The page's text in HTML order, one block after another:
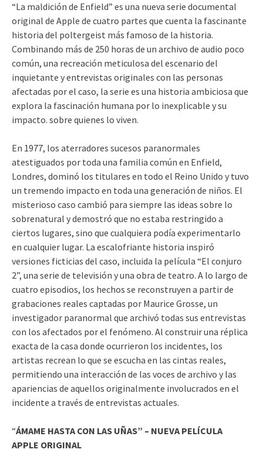
“La maldición de Enfield” es una nueva serie documental
original de Apple de cuatro partes que cuenta la fascinante
historia del poltergeist más famoso de la historia.
Combinando más de 250 horas de un archivo de audio poco
común, una recreación meticulosa del escenario del
inquietante y entrevistas originales con las personas
afectadas por el caso, la serie es una historia ambiciosa que
explora la fascinación humana por lo inexplicable y su
impacto. sobre quienes lo viven.
En 1977, los aterradores sucesos paranormales
atestiguados por toda una familia común en Enfield,
Londres, dominó los titulares en todo el Reino Unido y tuvo
un tremendo impacto en toda una generación de niños. El
misterioso caso cambió para siempre las ideas sobre lo
sobrenatural y demostró que no estaba restringido a
ciertos lugares, sino que cualquiera podía experimentarlo
en cualquier lugar. La escalofriante historia inspiró
versiones ficticias del caso, incluida la película “El conjuro
2”, una serie de televisión y una obra de teatro. A lo largo de
cuatro episodios, los hechos se reconstruyen a partir de
grabaciones reales captadas por Maurice Grosse, un
investigador paranormal que archivó todas sus entrevistas
con los afectados por el fenómeno. Al construir una réplica
exacta de la casa donde ocurrieron los incidentes, los
artistas recrean lo que se escucha en las cintas reales,
permitiendo una interacción de las voces de archivo y las
apariencias de aquellos originalmente involucrados en el
incidente a través de entrevistas actuales.
“ÁMAME HASTA CON LAS UÑAS” – NUEVA PELÍCULA
APPLE ORIGINAL